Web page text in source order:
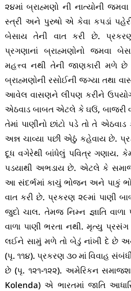
૨૪માં બ્રાહ્મણો ની નાત્યોની
સ્ત્રી અને પુરુષો એ કેવા કપડાં
બેસાય તેની વાત કરી છે.
પ્રગણાનાં બ્રાહ્મણોનો જમવા
મહત્ત્વ નથી તેની જાણકારી મળે
બ્રાહ્મણોની રસોઈની જગ્યા તથા
આવેલ વાસણને લીપણ કરીને
એઠવાડ બાબત એટલે કે ઘઉં, બાજરી
તેમાં પાણીનો છાંટો પડે તો તે
અન્ન ચાવ્યા પછી એઠું કહેવાય છે.
દૂધ વગેરેથી બાંધેલું પવિત્ર ગણાય. કેમ
પડયાથી અભડાય છે. એટલે કે
આ સંદર્ભમાં કાચું ભોજન અને પાકું
વાત કરી છે. પ્રકરણ ૨૯માં પાણી
જુદો ચાલ. તેમજ નિમ્ન જ્ઞાતિ વાળા
વાળા પાણી ભરતા નથી. મૃત્યુ
લઈને સામું મળે તો બેડું નાંખી દે છે
(પૃ. ૧૧૪). પ્રકરણ ૩૦ માં વિવાહ
છે (પૃ. ૧૨૧-૧૨૨). અમેરિકન
Kolenda) એ ભારતમાં જાતિ